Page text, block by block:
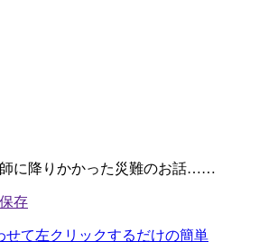
に降りかかった災難のお話……